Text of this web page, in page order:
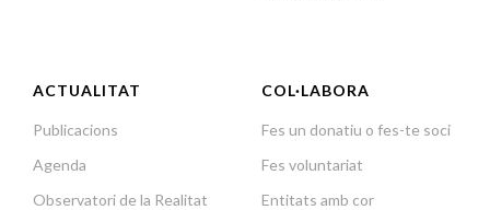
ACTUALITAT
Publicacions
Agenda
Observatori de la Realitat
COL·LABORA
Fes un donatiu o fes-te soci
Fes voluntariat
Entitats amb cor